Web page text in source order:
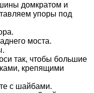
домкратом и
упоры под
моста.
так, чтобы большие
крепящими
с шайбами.